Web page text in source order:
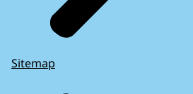
Sitemap